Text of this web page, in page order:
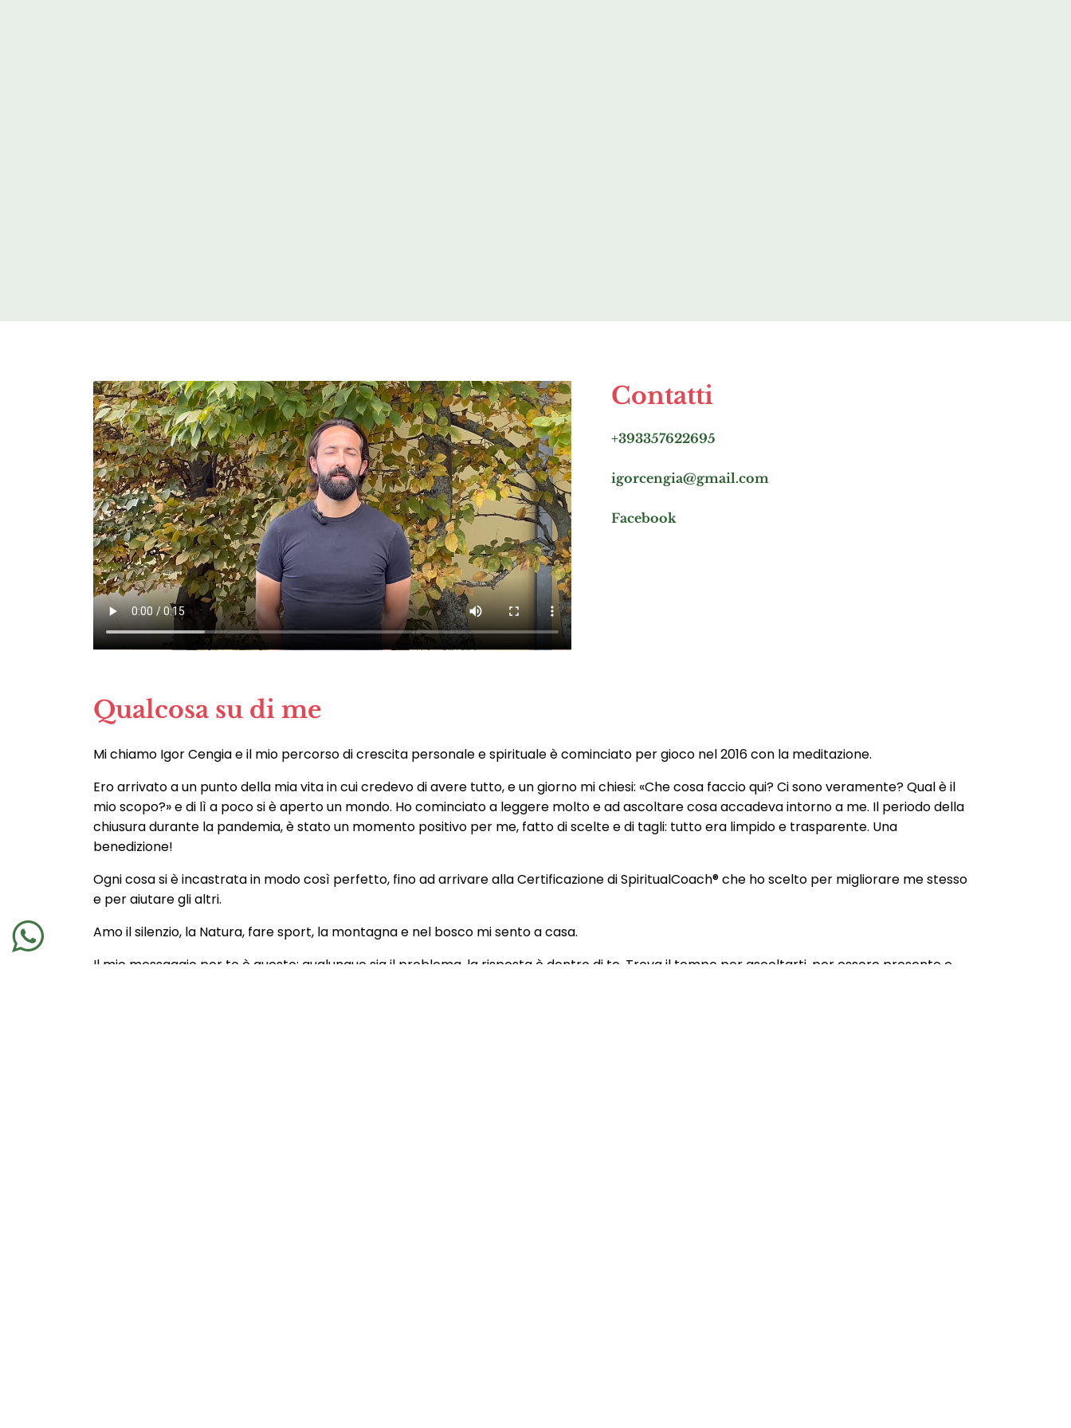
Contatti
+393357622695
igorcengia@gmail.com
Facebook
Qualcosa su di me
Mi chiamo Igor Cengia e il mio percorso di crescita personale e spirituale è cominciato per gioco nel 2016 con la meditazione.
Ero arrivato a un punto della mia vita in cui credevo di avere tutto, e un giorno mi chiesi: «Che cosa faccio qui? Ci sono veramente? Qual è il
mio scopo?» e di lì a poco si è aperto un mondo. Ho cominciato a leggere molto e ad ascoltare cosa accadeva intorno a me. Il periodo della
chiusura durante la pandemia, è stato un momento positivo per me, fatto di scelte e di tagli: tutto era limpido e trasparente. Una
benedizione!
Ogni cosa si è incastrata in modo così perfetto, fino ad arrivare alla Certificazione di SpiritualCoach® che ho scelto per migliorare me stesso
e per aiutare gli altri.
Amo il silenzio, la Natura, fare sport, la montagna e nel bosco mi sento a casa.
Il mio messaggio per te è questo: qualunque sia il problema, la risposta è dentro di te. Trova il tempo per ascoltarti, per essere presente e